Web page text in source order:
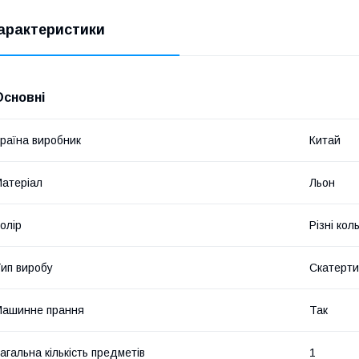
виробник Китай
Льон
Різні
виробу
прання Так
кількість предметів 1